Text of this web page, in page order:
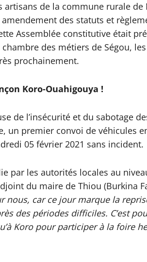
artisans de la commune rurale de
des statuts et
Assemblée constitutive était
des métiers de Ségou,
prochainement.
Koro-Ouahigouya !
de l’insécurité et du sabotage
un premier convoi de véhicules
05 février 2021 sans incident.
par les autorités locales au
du maire de Thiou (Burkina
nous, car ce jour marque la
des périodes difficiles. C’est
Koro pour participer à la foire